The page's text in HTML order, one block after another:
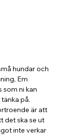
hundar och
Em
som ni kan
på.
är att
det ska se ut
inte verkar